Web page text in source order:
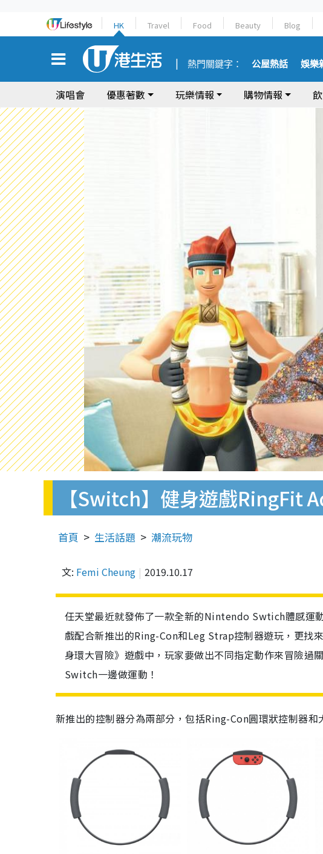
HK Travel Food Beauty Blog
熱門關鍵字： 公屋熱話 娛樂
演唱會 優惠著數 玩樂情報 購物情報
【Switch】健身遊戲RingFit
首頁 生活話題 潮流玩物
文: Femi Cheung 2019.10.17
任天堂最近就發佈了一款全新的Nintendo Swtich體感運
戲配合新推出的Ring-Con和Leg Strap控制器遊玩，更找
身環大冒險》遊戲中，玩家要做出不同指定動作來冒險過
Switch一邊做運動！
新推出的控制器分為兩部分，包括Ring-Con圓環狀控制器和